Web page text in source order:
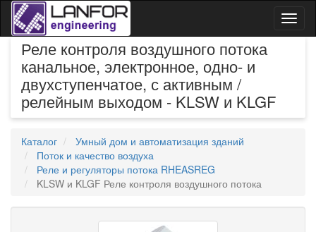
Реле контроля воздушного потока
канальное, электронное, одно- и
двухступенчатое, с активным /
релейным выходом - KLSW и KLGF
Каталог
Умный дом и автоматизация зданий
Поток и качество воздуха
Реле и регуляторы потока RHEASREG
KLSW и KLGF Реле контроля воздушного потока